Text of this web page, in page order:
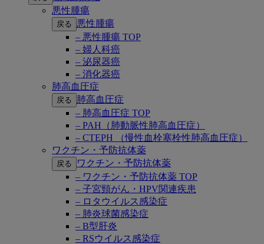
悪性腫瘍
戻る
悪性腫瘍
– 悪性腫瘍 TOP
– 婦人科癌
– 泌尿器癌
– 消化器癌
肺高血圧症
戻る
肺高血圧症
– 肺高血圧症 TOP
– PAH（肺動脈性肺高血圧症）
– CTEPH （慢性血栓塞栓性肺高血圧症）
ワクチン・予防抗体薬
戻る
ワクチン・予防抗体薬
– ワクチン・予防抗体薬 TOP
– 子宮頸がん・HPV関連疾患
– ロタウイルス感染症
– 肺炎球菌感染症
– B型肝炎
– RSウイルス感染症